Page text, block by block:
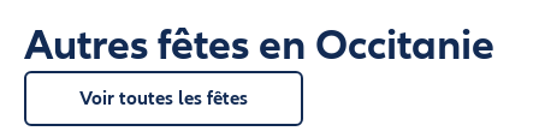
Autres fêtes en Occitanie
Voir toutes les fêtes